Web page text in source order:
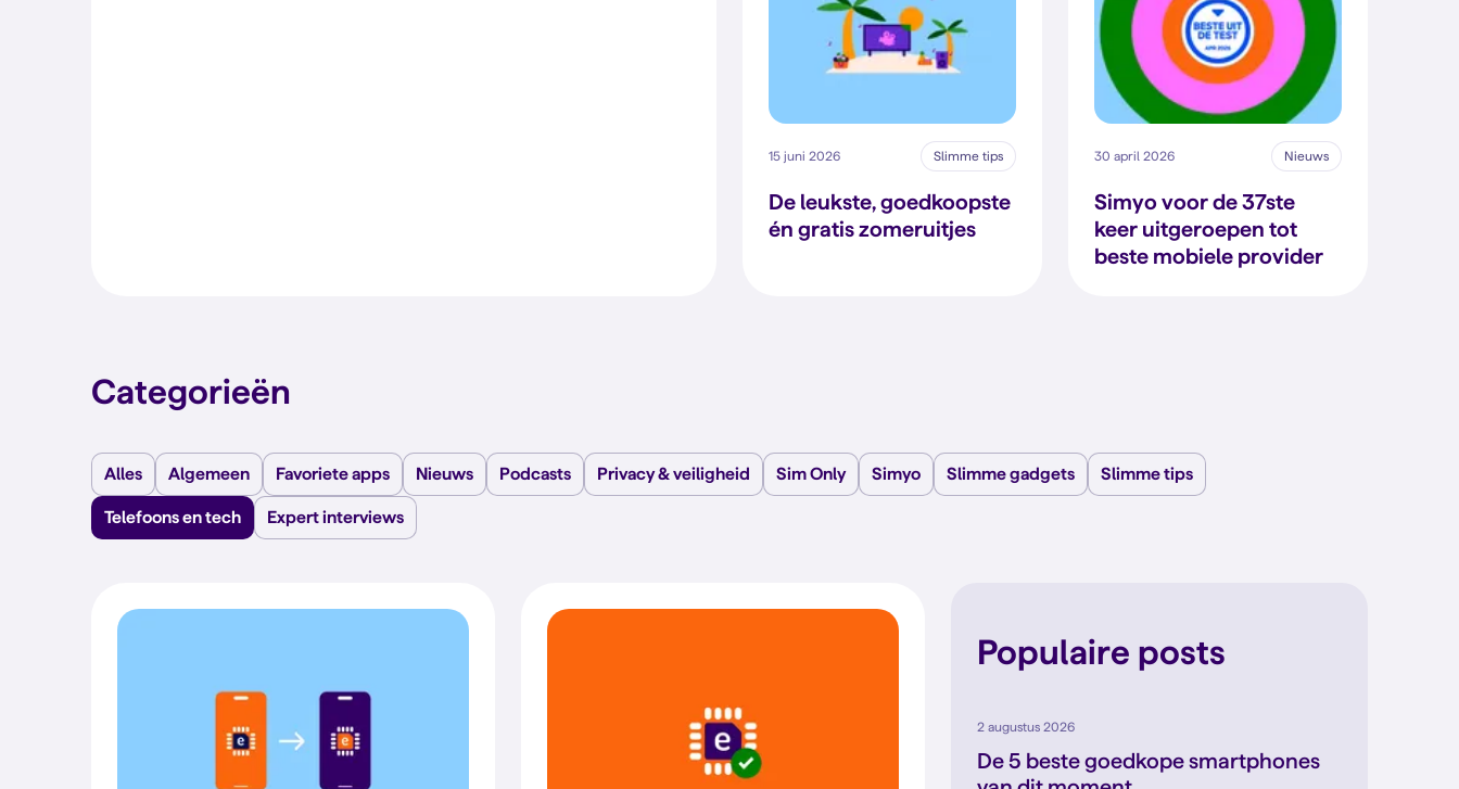
15 juni 2026 Slimme tips
De leukste, goedkoopste
én gratis zomeruitjes
30 april 2026 Nieuws
Simyo voor de 37ste
keer uitgeroepen tot
beste mobiele provider
Categorieën
Alles Algemeen Favoriete apps Nieuws Podcasts Privacy & veiligheid Sim Only Simyo Slimme gadgets Slimme tips
Telefoons en tech Expert interviews
Populaire posts
2 augustus 2026
De 5 beste goedkope smartphones